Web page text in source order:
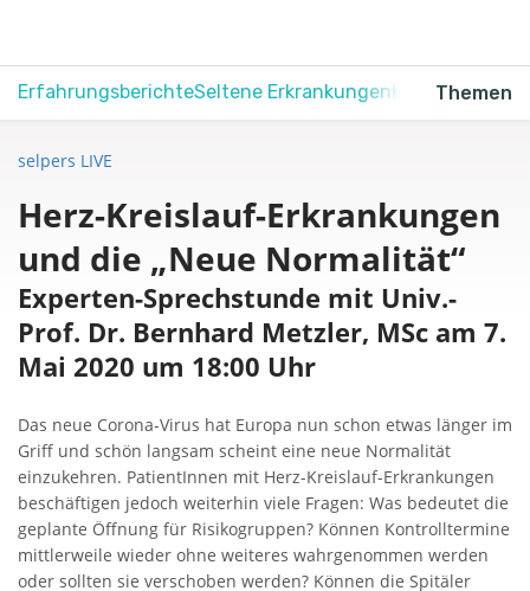
ErfahrungsberichteSeltene ErkrankungenKrebsThemen
selpers LIVE
Herz-Kreislauf-Erkrankungen
und die „Neue Normalität“
Experten-Sprechstunde mit Univ.-
Prof. Dr. Bernhard Metzler, MSc am 7.
Mai 2020 um 18:00 Uhr
Das neue Corona-Virus hat Europa nun schon etwas länger im
Griff und schön langsam scheint eine neue Normalität
einzukehren. PatientInnen mit Herz-Kreislauf-Erkrankungen
beschäftigen jedoch weiterhin viele Fragen: Was bedeutet die
geplante Öffnung für Risikogruppen? Können Kontrolltermine
mittlerweile wieder ohne weiteres wahrgenommen werden
oder sollten sie verschoben werden? Können die Spitäler